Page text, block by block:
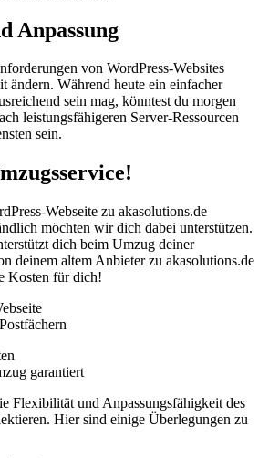
Anpassung
von WordPress-Websites
ändern. Während heute ein einfacher
sein mag, könntest du morgen
leistungsfähigeren Server-Ressourcen
sein.
Webseite zu akasolutions.de
möchten wir dich dabei unterstützen.
dich beim Umzug deiner
deinem altem Anbieter zu akasolutions.de
Kosten für dich!
garantiert
Flexibilität und Anpassungsfähigkeit des
Hier sind einige Überlegungen zu